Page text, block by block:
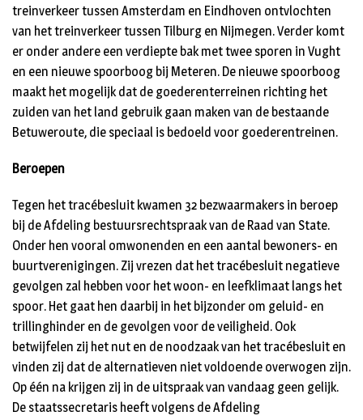
treinverkeer tussen Amsterdam en Eindhoven ontvlochten
van het treinverkeer tussen Tilburg en Nijmegen. Verder komt
er onder andere een verdiepte bak met twee sporen in Vught
en een nieuwe spoorboog bij Meteren. De nieuwe spoorboog
maakt het mogelijk dat de goederenterreinen richting het
zuiden van het land gebruik gaan maken van de bestaande
Betuweroute, die speciaal is bedoeld voor goederentreinen.
Beroepen
Tegen het tracébesluit kwamen 32 bezwaarmakers in beroep
bij de Afdeling bestuursrechtspraak van de Raad van State.
Onder hen vooral omwonenden en een aantal bewoners- en
buurtverenigingen. Zij vrezen dat het tracébesluit negatieve
gevolgen zal hebben voor het woon- en leefklimaat langs het
spoor. Het gaat hen daarbij in het bijzonder om geluid- en
trillinghinder en de gevolgen voor de veiligheid. Ook
betwijfelen zij het nut en de noodzaak van het tracébesluit en
vinden zij dat de alternatieven niet voldoende overwogen zijn.
Op één na krijgen zij in de uitspraak van vandaag geen gelijk.
De staatssecretaris heeft volgens de Afdeling